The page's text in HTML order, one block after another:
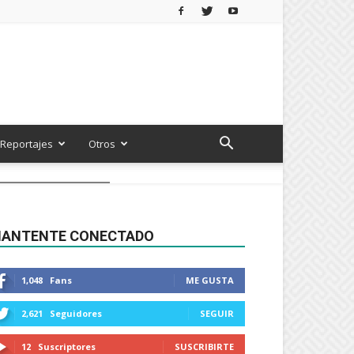
Reportajes Otros
CONECTADO
1,048 Fans ME GUSTA
2,621 Seguidores SEGUIR
12 Suscriptores SUSCRIBIRTE